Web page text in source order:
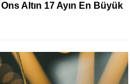
Altın 17 Ayın En Büyük